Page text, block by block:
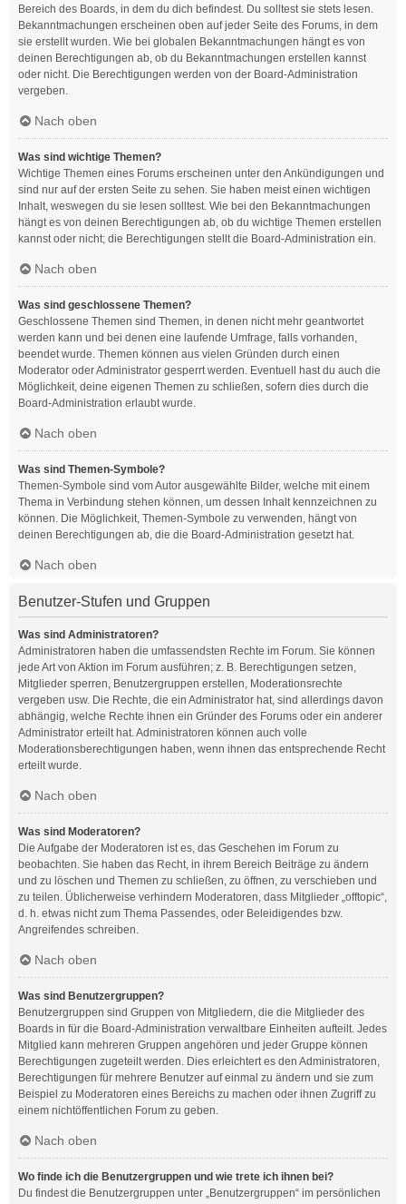
Bereich des Boards, in dem du dich befindest. Du solltest sie stets lesen.
Bekanntmachungen erscheinen oben auf jeder Seite des Forums, in dem
sie erstellt wurden. Wie bei globalen Bekanntmachungen hängt es von
deinen Berechtigungen ab, ob du Bekanntmachungen erstellen kannst
oder nicht. Die Berechtigungen werden von der Board-Administration
vergeben.
Nach oben
Was sind wichtige Themen?
Wichtige Themen eines Forums erscheinen unter den Ankündigungen und
sind nur auf der ersten Seite zu sehen. Sie haben meist einen wichtigen
Inhalt, weswegen du sie lesen solltest. Wie bei den Bekanntmachungen
hängt es von deinen Berechtigungen ab, ob du wichtige Themen erstellen
kannst oder nicht; die Berechtigungen stellt die Board-Administration ein.
Nach oben
Was sind geschlossene Themen?
Geschlossene Themen sind Themen, in denen nicht mehr geantwortet
werden kann und bei denen eine laufende Umfrage, falls vorhanden,
beendet wurde. Themen können aus vielen Gründen durch einen
Moderator oder Administrator gesperrt werden. Eventuell hast du auch die
Möglichkeit, deine eigenen Themen zu schließen, sofern dies durch die
Board-Administration erlaubt wurde.
Nach oben
Was sind Themen-Symbole?
Themen-Symbole sind vom Autor ausgewählte Bilder, welche mit einem
Thema in Verbindung stehen können, um dessen Inhalt kennzeichnen zu
können. Die Möglichkeit, Themen-Symbole zu verwenden, hängt von
deinen Berechtigungen ab, die die Board-Administration gesetzt hat.
Nach oben
Benutzer-Stufen und Gruppen
Was sind Administratoren?
Administratoren haben die umfassendsten Rechte im Forum. Sie können
jede Art von Aktion im Forum ausführen; z. B. Berechtigungen setzen,
Mitglieder sperren, Benutzergruppen erstellen, Moderationsrechte
vergeben usw. Die Rechte, die ein Administrator hat, sind allerdings davon
abhängig, welche Rechte ihnen ein Gründer des Forums oder ein anderer
Administrator erteilt hat. Administratoren können auch volle
Moderationsberechtigungen haben, wenn ihnen das entsprechende Recht
erteilt wurde.
Nach oben
Was sind Moderatoren?
Die Aufgabe der Moderatoren ist es, das Geschehen im Forum zu
beobachten. Sie haben das Recht, in ihrem Bereich Beiträge zu ändern
und zu löschen und Themen zu schließen, zu öffnen, zu verschieben und
zu teilen. Üblicherweise verhindern Moderatoren, dass Mitglieder „offtopic“,
d. h. etwas nicht zum Thema Passendes, oder Beleidigendes bzw.
Angreifendes schreiben.
Nach oben
Was sind Benutzergruppen?
Benutzergruppen sind Gruppen von Mitgliedern, die die Mitglieder des
Boards in für die Board-Administration verwaltbare Einheiten aufteilt. Jedes
Mitglied kann mehreren Gruppen angehören und jeder Gruppe können
Berechtigungen zugeteilt werden. Dies erleichtert es den Administratoren,
Berechtigungen für mehrere Benutzer auf einmal zu ändern und sie zum
Beispiel zu Moderatoren eines Bereichs zu machen oder ihnen Zugriff zu
einem nichtöffentlichen Forum zu geben.
Nach oben
Wo finde ich die Benutzergruppen und wie trete ich ihnen bei?
Du findest die Benutzergruppen unter „Benutzergruppen“ im persönlichen